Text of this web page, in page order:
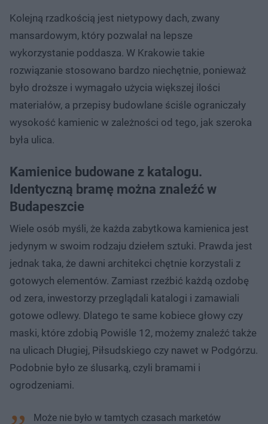
Kolejną rzadkością jest nietypowy dach, zwany
mansardowym, który pozwalał na lepsze
wykorzystanie poddasza. W Krakowie takie
rozwiązanie stosowano bardzo niechętnie, ponieważ
było droższe i wymagało użycia większej ilości
materiałów, a przepisy budowlane ściśle ograniczały
wysokość kamienic w zależności od tego, jak szeroka
była ulica.
Kamienice budowane z katalogu.
Identyczną bramę można znaleźć w
Budapeszcie
Wiele osób myśli, że każda zabytkowa kamienica jest
jedynym w swoim rodzaju dziełem sztuki. Prawda jest
jednak taka, że dawni architekci chętnie korzystali z
gotowych elementów. Zamiast rzeźbić każdą ozdobę
od zera, inwestorzy przeglądali katalogi i zamawiali
gotowe odlewy. Dlatego te same kobiece głowy czy
maski, które zdobią Powiśle 12, możemy znaleźć także
na ulicach Długiej, Piłsudskiego czy nawet w Podgórzu.
Podobnie było ze ślusarką, czyli bramami i
ogrodzeniami.
Może nie było w tamtych czasach marketów